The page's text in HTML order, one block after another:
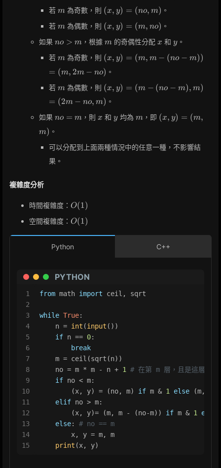
m
若 m
m 為奇數，則 (x,
y)
=
(no,
m)
(x, y) = (no, m) 。
若 m
m 為偶數，則 (x,
=
(m,
no)
(x, y) = (m, no) 。
如果 no
m
no > m ，根據m
m 的奇偶性分配x
x 和y
y 。
若 m
m 為奇數，則 (x,
y)
=
(m,
m -
(no
-
m))
(m,
(x, y) = (m, m − (no − m))
= (m, 2m − no) 。
若 m
m 為偶數，則 (x,
y)
=
(m
-
(x, y) = (m − (no − m), m)
= (2m − no, m) 。
如果 no
no = m ，則x
x 和y
y 均為 m
m ，即 (x,
(m,
(x, y) = (m,
m) 。
可以分配到上面兩種情況中的任意一種，不影響結
果。
複雜度分析
時間複雜度： O(1)
O(1)
空間複雜度： O(1)
O(1)
Python C++
PYTHON
1
2
3
4
5
6
7
8
9
10
11
12
13
14
15
from math import ceil, sqrt
while True:
    n =
int (input ())
if n == 0:
break
    m = ceil(sqrt(n))
    no = m * m - n +
1
# 在第 m 層，且是這層的
if no < m:
        (x, y) = (no, m)
if m & 1 else (m, no)
elif no > m:
        (x, y)= (m, m - (no-m))
if m & 1 else
else: # no == m
        x, y = m, m
print (x, y)